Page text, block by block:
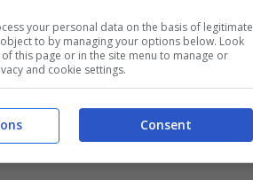
your personal data on the basis of legitimate
to by managing your options below. Look
this page or in the site menu to manage or
and cookie settings.
Consent